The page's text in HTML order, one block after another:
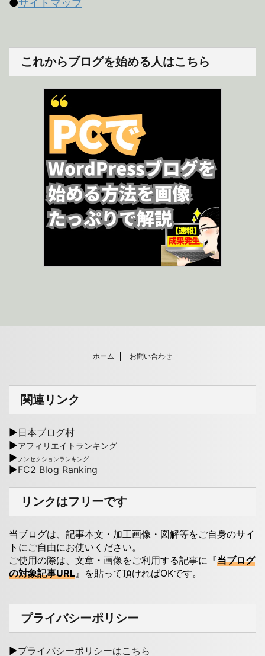
これからブログを始める人はこちら
ホーム お問い合わせ
関連リンク
▶日本ブログ村
▶アフィリエイトランキング
▶ ノンセクションランキング
▶FC2 Blog Ranking
リンクはフリーです
当ブログは、記事本文・加工画像・図解等をご自身のサイ
トにご自由にお使いください。
ご使用の際は、文章・画像をご利用する記事に『当ブログ
の対象記事URL 』を貼って頂ければOKです。
プライバシーポリシー
▶プライバシーポリシーはこちら